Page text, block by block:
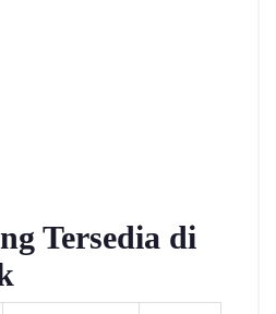
Tersedia di